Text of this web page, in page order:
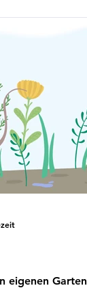
eigenen